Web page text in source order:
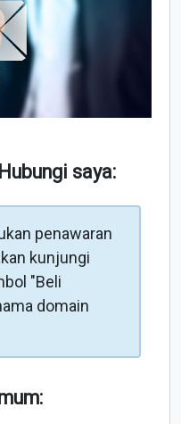
saya:
penawaran
kunjungi
"Beli
domain